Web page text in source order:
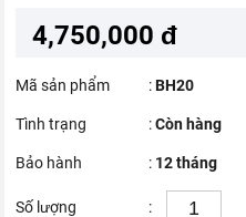
4,750,000 đ
Mã sản phẩm :BH20
Tình trạng :Còn hàng
Bảo hành : 12 tháng
Số lượng :